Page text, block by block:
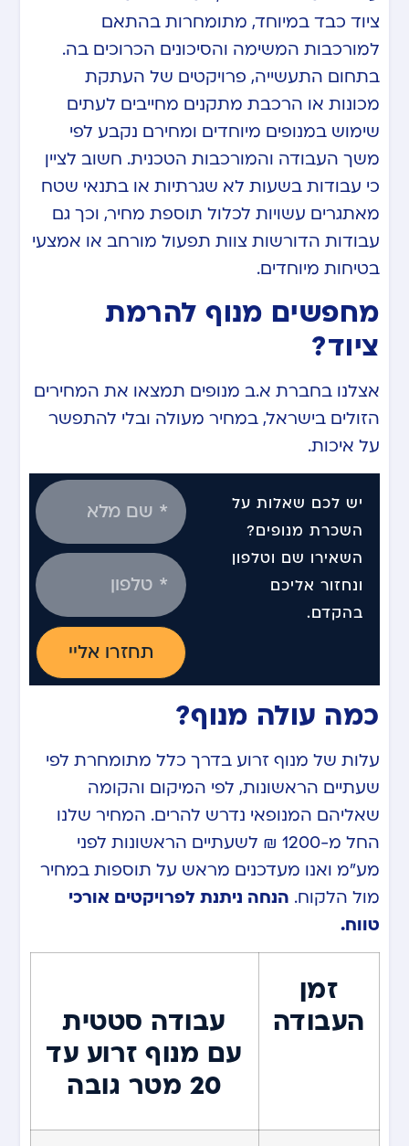
ציוד כבד במיוחד, מתומחרות בהתאם
למורכבות המשימה והסיכונים הכרוכים בה.
בתחום התעשייה, פרויקטים של העתקת
מכונות או הרכבת מתקנים מחייבים לעתים
שימוש במנופים מיוחדים ומחירם נקבע לפי
משך העבודה והמורכבות הטכנית. חשוב לציין
כי עבודות בשעות לא שגרתיות או בתנאי שטח
מאתגרים עשויות לכלול תוספת מחיר, וכך גם
עבודות הדורשות צוות תפעול מורחב או אמצעי
בטיחות מיוחדים.
מחפשים מנוף להרמת
ציוד?
אצלנו בחברת א.ב מנופים תמצאו את המחירים
הזולים בישראל, במחיר מעולה ובלי להתפשר
על איכות.
יש לכם שאלות על
השכרת מנופים?
השאירו שם וטלפון
ונחזור אליכם
בהקדם.
תחזרו אליי
כמה עולה מנוף?
עלות של מנוף זרוע בדרך כלל מתומחרת לפי
שעתיים הראשונות, לפי המיקום והקומה
שאליהם המנופאי נדרש להרים. המחיר שלנו
החל מ-1200 ₪ לשעתיים הראשונות לפני
מע”מ ואנו מעדכנים מראש על תוספות במחיר
מול הלקוח. הנחה ניתנת לפרויקטים אורכי
טווח.
זמן
העבודה
עבודה סטטית
עם מנוף זרוע עד
20 מטר גובה